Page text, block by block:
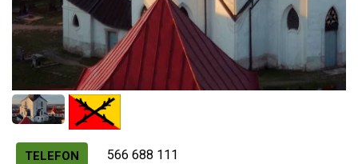
TELEFON 566 688 111